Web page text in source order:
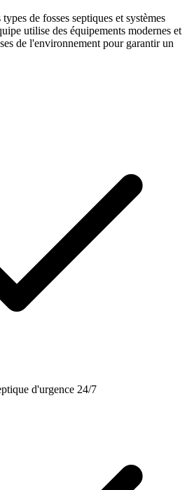
de fosses septiques et systèmes
utilise des équipements modernes et
de l'environnement pour garantir un
d'urgence 24/7